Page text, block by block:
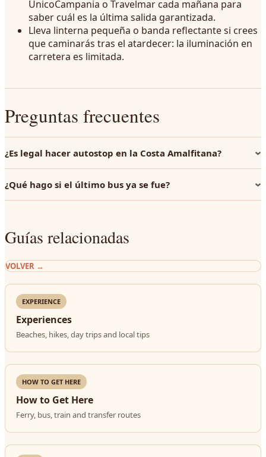
UnicoCampania o Travelmar cada mañana para
saber cuál es la última salida garantizada.
Lleva linterna pequeña o banda reflectante si crees
que caminarás tras el atardecer: la iluminación en
carretera es limitada.
Preguntas frecuentes
¿Es legal hacer autostop en la Costa Amalfitana?
¿Qué hago si el último bus ya se fue?
Guías relacionadas
VOLVER →
EXPERIENCE
Experiences
Beaches, hikes, day trips and local tips
HOW TO GET HERE
How to Get Here
Ferry, bus, train and transfer routes